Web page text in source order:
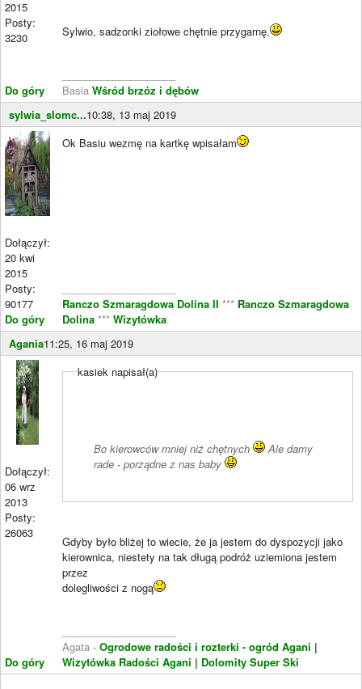
2015
Posty:
3230
Do góry
Sylwio, sadzonki ziołowe chętnie przygarnę.
Basia Wśród brzóz i dębów
sylwia_slomc...10:38, 13 maj 2019
Dołączył:
20 kwi
2015
Posty:
90177
Do góry
Ok Basiu wezmę na kartkę wpisałam
Ranczo Szmaragdowa Dolina II *** Ranczo Szmaragdowa
Dolina *** Wizytówka
Agania11:25, 16 maj 2019
Dołączył:
06 wrz
2013
Posty:
26063
Do góry
kasiek napisał(a)
Bo kierowców mniej niż chętnych
Ale damy
rade - porządne z nas baby
Gdyby było bliżej to wiecie, że ja jestem do dyspozycji jako
kierownica, niestety na tak długą podróż uziemiona jestem
przez
dolegliwości z nogą
Agata - Ogrodowe radości i rozterki - ogród Agani |
Wizytówka Radości Agani | Dolomity Super Ski